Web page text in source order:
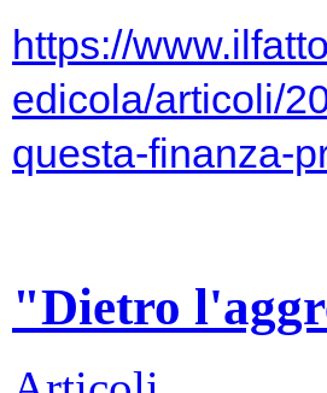
https://
edicola/articoli/
questa-finanza-
"Dietro